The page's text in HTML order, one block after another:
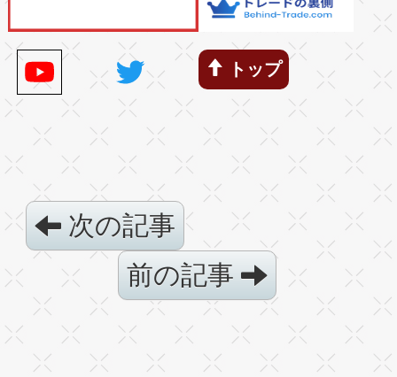
トップ
次の記事
前の記事